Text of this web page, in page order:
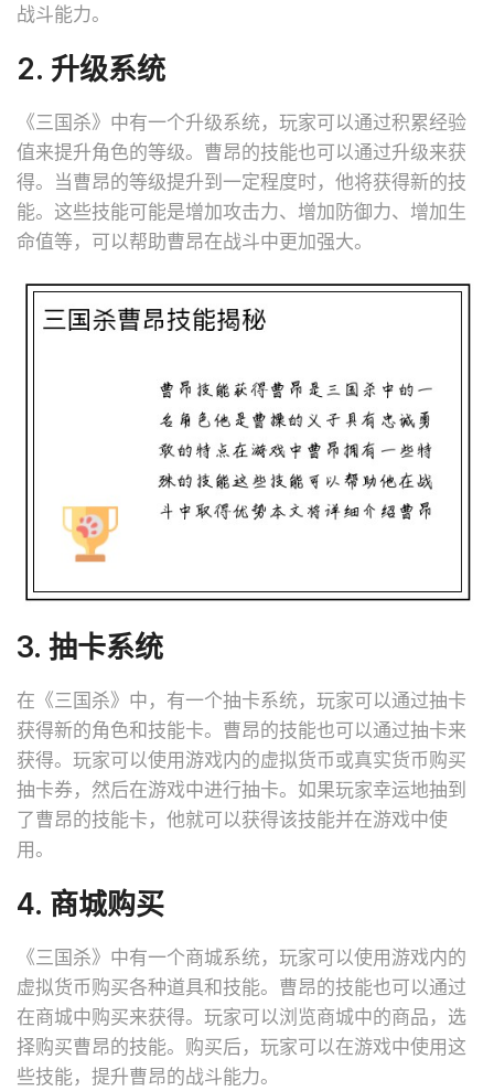
战斗能力。
2. 升级系统
《三国杀》中有一个升级系统，玩家可以通过积累经验
值来提升角色的等级。曹昂的技能也可以通过升级来获
得。当曹昂的等级提升到一定程度时，他将获得新的技
能。这些技能可能是增加攻击力、增加防御力、增加生
命值等，可以帮助曹昂在战斗中更加强大。
3. 抽卡系统
在《三国杀》中，有一个抽卡系统，玩家可以通过抽卡
获得新的角色和技能卡。曹昂的技能也可以通过抽卡来
获得。玩家可以使用游戏内的虚拟货币或真实货币购买
抽卡券，然后在游戏中进行抽卡。如果玩家幸运地抽到
了曹昂的技能卡，他就可以获得该技能并在游戏中使
用。
4. 商城购买
《三国杀》中有一个商城系统，玩家可以使用游戏内的
虚拟货币购买各种道具和技能。曹昂的技能也可以通过
在商城中购买来获得。玩家可以浏览商城中的商品，选
择购买曹昂的技能。购买后，玩家可以在游戏中使用这
些技能，提升曹昂的战斗能力。